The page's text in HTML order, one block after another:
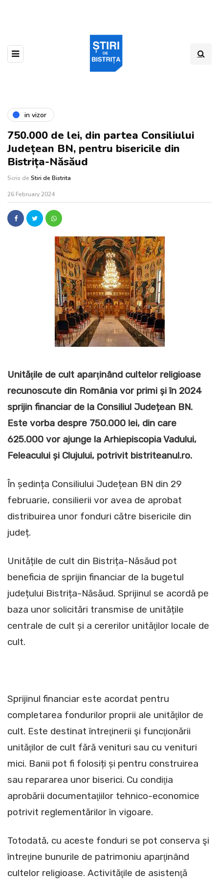
in vizor
750.000 de lei, din partea Consiliului
Județean BN, pentru bisericile din
Bistrița-Năsăud
Scris de Stiri de Bistrita
,26 February 2024
Unităţile de cult aparţinând cultelor religioase
recunoscute din România vor primi și în 2024
sprijin financiar de la Consiliul Județean BN.
Este vorba despre 750.000 lei, din care
625.000 vor ajunge la Arhiepiscopia Vadului,
Feleacului și Clujului, potrivit bistriteanul.ro.
În ședința Consiliului Județean BN din 29
februarie, consilierii vor avea de aprobat
distribuirea unor fonduri către bisericile din
județ.
Unitățile de cult din Bistrița-Năsăud pot
beneficia de sprijin financiar de la bugetul
județului Bistrița-Năsăud. Sprijinul se acordă pe
baza unor solicitări transmise de unitățile
centrale de cult și a cererilor unităţilor locale de
cult.
Sprijinul financiar este acordat pentru
completarea fondurilor proprii ale unităţilor de
cult. Este destinat întreţinerii şi funcţionării
unităţilor de cult fără venituri sau cu venituri
mici. Banii pot fi folosiți și pentru construirea
sau repararea unor biserici. Cu condiţia
aprobării documentaţiilor tehnico-economice
potrivit reglementărilor în vigoare.
Totodată, cu aceste fonduri se pot conserva şi
întreţine bunurile de patrimoniu aparţinând
cultelor religioase. Activităţile de asistenţă